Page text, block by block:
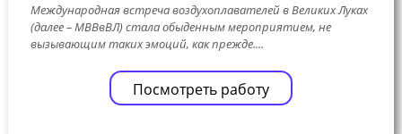
Международная встреча воздухоплавателей в Великих Луках
(далее – МВВвВЛ) стала обыденным мероприятием, не
вызывающим таких эмоций, как прежде....
Посмотреть работу